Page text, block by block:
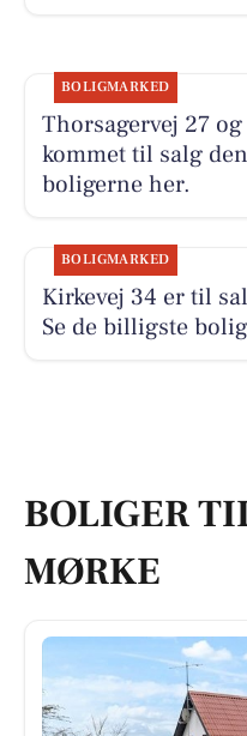
BOLIGMARKED
Thorsagervej 27
kommet til salg
boligerne her.
BOLIGMARKED
Kirkevej 34 er til
Se de billigste
BOLIGER
MØRKE